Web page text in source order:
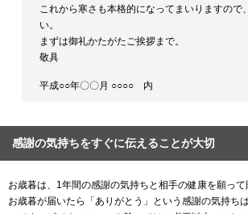
これから寒さも本格的になってまいりますので
い。
まずは御礼かたがたご挨拶まで。
敬具
平成○○年〇〇月 ○○○○ 内
感謝の気持ちをすぐに伝えることが大切
お歳暮は、1年間の感謝の気持ちと相手の健康を願って
お歳暮が届いたら「ありがとう」という感謝の気持ち